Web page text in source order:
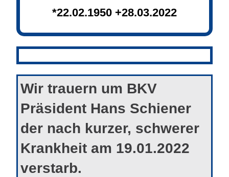
*22.02.1950 +28.03.2022
Wir trauern um BKV
Präsident Hans Schiener
der nach kurzer, schwerer
Krankheit am 19.01.2022
verstarb.